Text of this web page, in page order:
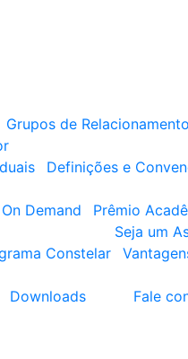
Grupos de Relacionamento
Definições e
On Demand Prêmio
Seja um
Constelar
Downloads
Fale